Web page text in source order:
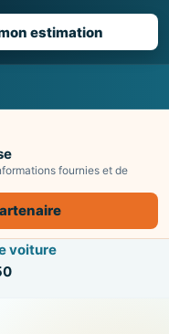
estimation
fournies et de
voiture